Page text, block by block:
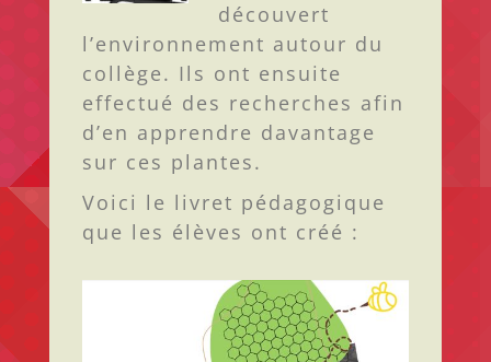
découvert
l’environnement autour du
collège. Ils ont ensuite
effectué des recherches afin
d’en apprendre davantage
sur ces plantes.
Voici le livret pédagogique
que les élèves ont créé :